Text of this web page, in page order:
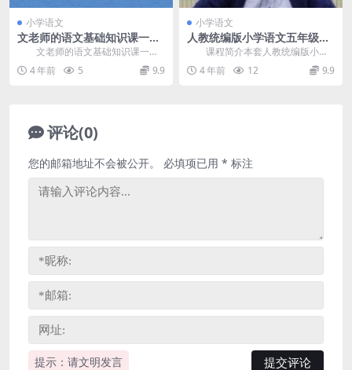
小学语文
文老师的语文基础知识课一
（完结）网盘分享
文老师的语文基础知识课一，
完结版网盘分享小学语文课程3.71
G高清视频。 ...
4 年前 5 9.9
小学语文
人教统编版小学语文五年级语
下册教学视频网课(含试卷)百
度网盘下载
课程简介本套人教统编版小学
语文五年级语下册教学视频网课，
为教材同步学习课程(...
4 年前 12 9.9
评论(0)
提示：请文明发言
您的邮箱地址不会被公开。 必填项已用 * 标注